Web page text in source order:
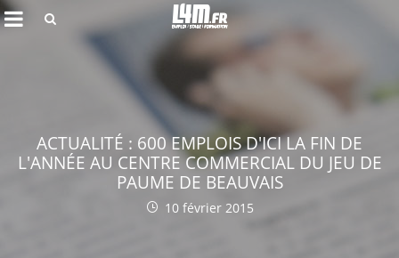
ACTUALITÉ : 600 EMPLOIS D'ICI LA FIN DE
L'ANNÉE AU CENTRE COMMERCIAL DU JEU DE
PAUME DE BEAUVAIS
10 février 2015